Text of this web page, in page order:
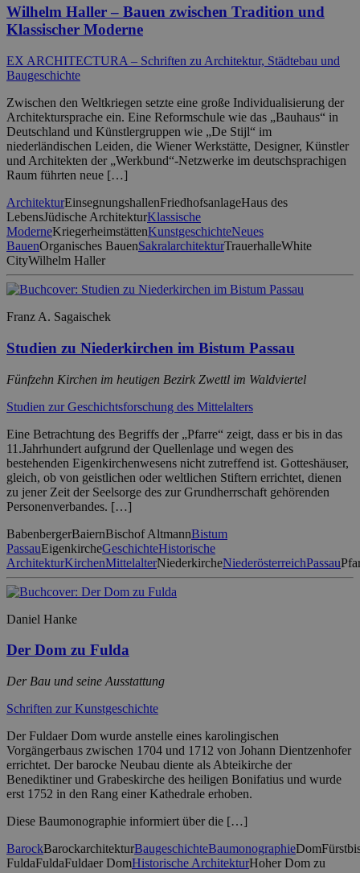
Wilhelm Haller – Bauen zwischen Tradition und
Klassischer Moderne
EX ARCHITECTURA – Schriften zu Architektur, Städtebau und
Baugeschichte
Zwischen den Weltkriegen setzte eine große Individualisierung der
Architektursprache ein. Eine Reformschule wie das „Bauhaus“ in
Deutschland und Künstlergruppen wie „De Stijl“ im
niederländischen Leiden, die Wiener Werkstätte, Designer, Künstler
und Architekten der „Werkbund“-Netzwerke im deutschsprachigen
Raum führten neue […]
ArchitekturEinsegnungshallenFriedhofsanlageHaus des
LebensJüdische ArchitekturKlassische
ModerneKriegerheimstättenKunstgeschichteNeues
BauenOrganisches BauenSakralarchitekturTrauerhalleWhite
CityWilhelm Haller
Franz A. Sagaischek
Studien zu Niederkirchen im Bistum Passau
Fünfzehn Kirchen im heutigen Bezirk Zwettl im Waldviertel
Studien zur Geschichtsforschung des Mittelalters
Eine Betrachtung des Begriffs der „Pfarre“ zeigt, dass er bis in das
11.Jahrhundert aufgrund der Quellenlage und wegen des
bestehenden Eigenkirchenwesens nicht zutreffend ist. Gotteshäuser,
gleich, ob von geistlichen oder weltlichen Stiftern errichtet, dienen
zu jener Zeit der Seelsorge des zur Grundherrschaft gehörenden
Personenverbandes. […]
BabenbergerBaiernBischof AltmannBistum
PassauEigenkircheGeschichteHistorische
ArchitekturKirchenMittelalterNiederkircheNiederösterreichPassau
Daniel Hanke
Der Dom zu Fulda
Der Bau und seine Ausstattung
Schriften zur Kunstgeschichte
Der Fuldaer Dom wurde anstelle eines karolingischen
Vorgängerbaus zwischen 1704 und 1712 von Johann Dientzenhofer
errichtet. Der barocke Neubau diente als Abteikirche der
Benediktiner und Grabeskirche des heiligen Bonifatius und wurde
erst 1752 in den Rang einer Kathedrale erhoben.
Diese Baumonographie informiert über die […]
BarockBarockarchitekturBaugeschichteBaumonographieDom
FuldaFuldaFuldaer DomHistorische ArchitekturHoher Dom zu